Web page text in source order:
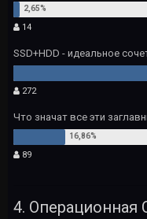
14
SSD+HDD - идеальное
272
Что значат все эти
89
4. Операционная